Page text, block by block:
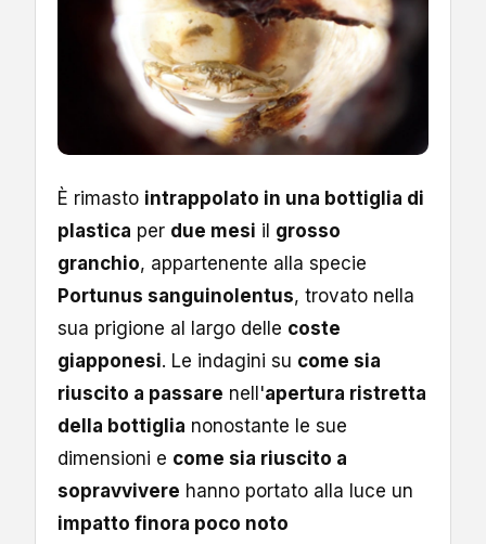
È rimasto intrappolato in una bottiglia di
plastica per due mesi il grosso
granchio, appartenente alla specie
Portunus sanguinolentus, trovato nella
sua prigione al largo delle coste
giapponesi. Le indagini su come sia
riuscito a passare nell'apertura ristretta
della bottiglia nonostante le sue
dimensioni e come sia riuscito a
sopravvivere hanno portato alla luce un
impatto finora poco noto